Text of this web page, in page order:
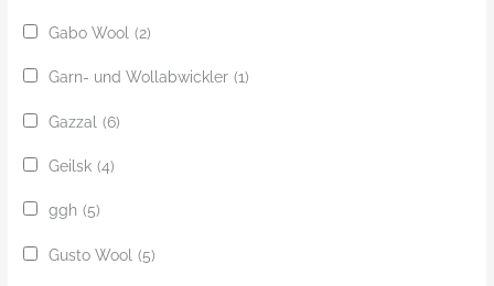
Gabo Wool (2)
Garn- und Wollabwickler (1)
Gazzal (6)
Geilsk (4)
ggh (5)
Gusto Wool (5)